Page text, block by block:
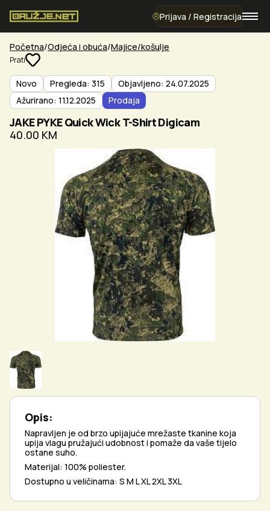
Prijava / Registracija
Početna Odjeća i obuća Majice/košulje
Prati
Novo Pregleda: 315
Objavljeno: 24.07.2025
Ažurirano: 11.12.2025
Prodaja
JAKE PYKE Quick Wick T-Shirt Digicam
40.00 KM
Opis:
Napravljen je od brzo upijajuće mrežaste tkanine koja
upija vlagu pružajući udobnost i pomaže da vaše tijelo
ostane suho.
Materijal: 100% poliester.
Dostupno u veličinama: S M L XL 2XL 3XL